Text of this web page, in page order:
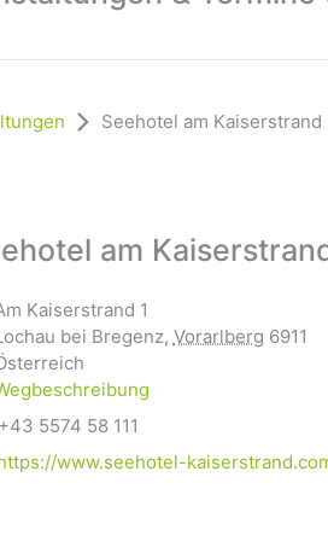
Seehotel am Kaiserstrand
am
Kaiserstrand 1
bei Bregenz, Vorarlberg 6911
+43 5574 58 111
www.seehotel-